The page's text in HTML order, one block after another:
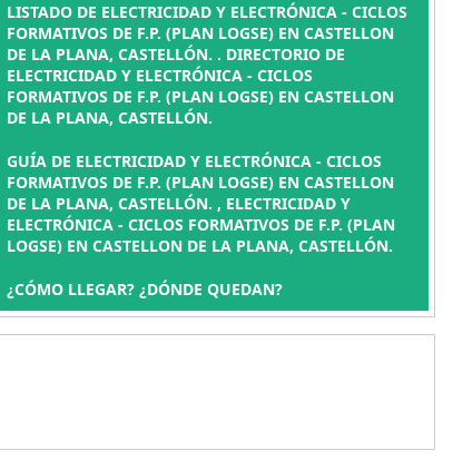
LISTADO DE ELECTRICIDAD Y ELECTRÓNICA - CICLOS
FORMATIVOS DE F.P. (PLAN LOGSE) EN CASTELLON
DE LA PLANA, CASTELLÓN. . DIRECTORIO DE
ELECTRICIDAD Y ELECTRÓNICA - CICLOS
FORMATIVOS DE F.P. (PLAN LOGSE) EN CASTELLON
DE LA PLANA, CASTELLÓN.
GUÍA DE ELECTRICIDAD Y ELECTRÓNICA - CICLOS
FORMATIVOS DE F.P. (PLAN LOGSE) EN CASTELLON
DE LA PLANA, CASTELLÓN. , ELECTRICIDAD Y
ELECTRÓNICA - CICLOS FORMATIVOS DE F.P. (PLAN
LOGSE) EN CASTELLON DE LA PLANA, CASTELLÓN.
¿CÓMO LLEGAR? ¿DÓNDE QUEDAN?